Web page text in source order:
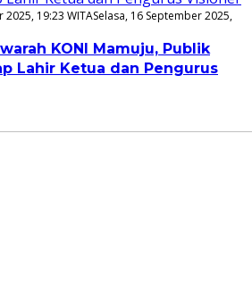
2025, 19:23 WITASelasa, 16 September 2025,
KONI Mamuju, Publik
Lahir Ketua dan Pengurus